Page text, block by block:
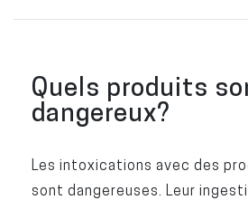
Quels produits
dangereux?
Les intoxications avec des
sont dangereuses. Leur